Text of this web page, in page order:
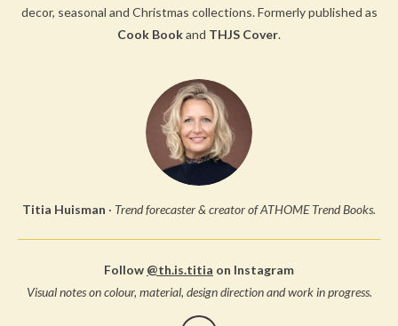
decor, seasonal and Christmas collections. Formerly published as
Cook Bookand THJS Cover.
Titia Huisman · Trend forecaster & creator of ATHOME Trend Books.
Follow @th.is.titia on Instagram
Visual notes on colour, material, design direction and work in progress.